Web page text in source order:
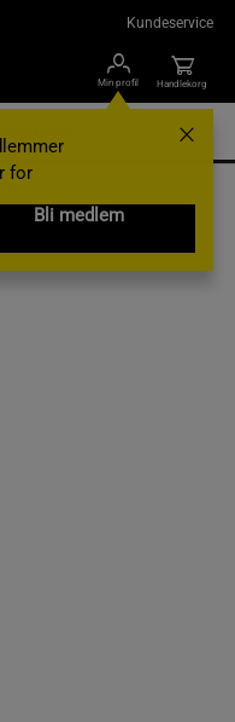
Kundeservice
Min profil
for
Bli medlem
Handlekorg